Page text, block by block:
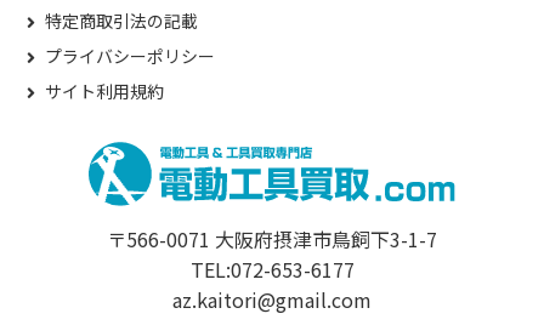
特定商取引法の記載
プライバシーポリシー
サイト利用規約
〒566-0071 大阪府摂津市鳥飼下3-1-7
TEL:072-653-6177
az.kaitori@gmail.com